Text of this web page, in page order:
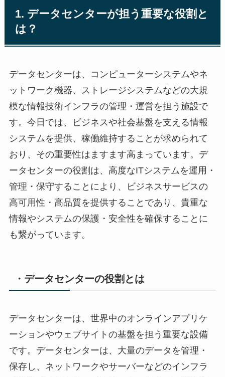
1. データセンターが担う重要な役割と
は？
データセンターは、コンピューターシステムやネ
ットワーク機器、ストレージシステムなどの大規
模な情報技術インフラの管理・運営を担う施設で
す。今日では、ビジネスや社会基盤を支える情報
システムを提供、稼働維持することが求められて
おり、その重要性はますます高まっています。デ
ータセンターの役割は、高度なITシステムを運用・
管理・保守することにより、ビジネスサービスの
高可用性・高品質を提供することであり、貴重な
情報やシステムの保護・安全性を確保することに
も繋がっています。
・データセンターの役割とは
データセンターは、世界中のオンラインアプリケ
ーションやウェブサイトの基盤を担う重要な設備
です。データセンターは、大量のデータを管理・
保存し、ネットワークやサーバーなどのインフラ